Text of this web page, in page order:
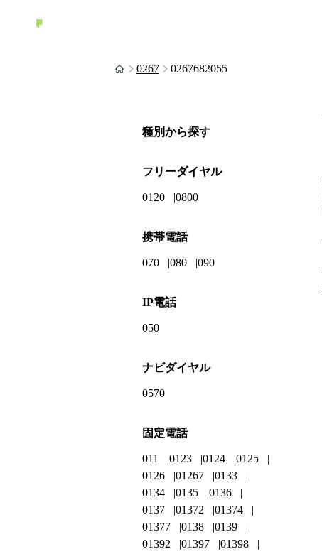
0267 0267682055
種別から探す
フリーダイヤル
0120 0800
携帯電話
070 080 090
IP電話
050
ナビダイヤル
0570
固定電話
011 0123 0124
0125
0126
01267
0133
0134
0135
0136
0137
01372
01374
01377
0138
0139
01392
01397
01398